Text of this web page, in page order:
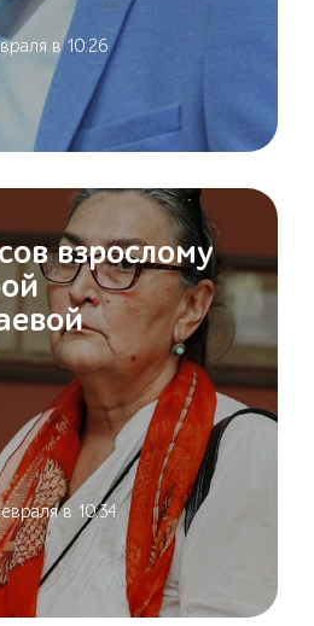
в 10:26
взрослому
в 10:34